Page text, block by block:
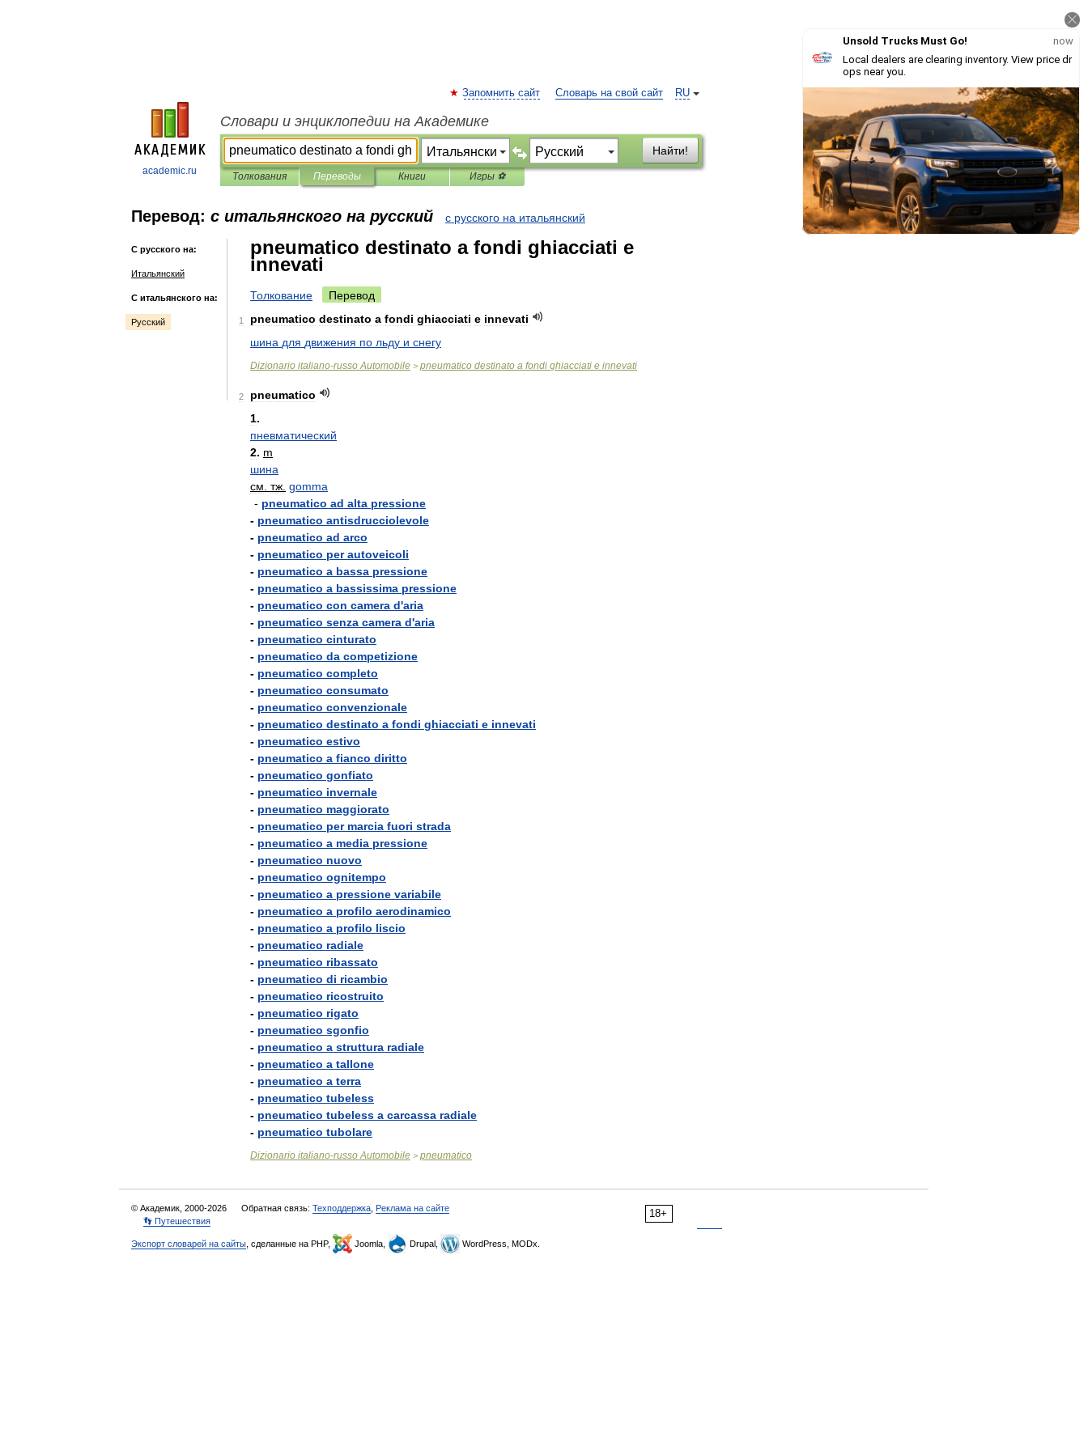
academic.ru
RU
Запомнить сайт Словарь на свой сайт
Словари и энциклопедии на Академике
Найти!
Толкования Переводы Книги Игры ⚽
Перевод: с итальянского на русский с русского на итальянский
С русского на:
Итальянский
С итальянского на:
Русский
pneumatico destinato a fondi ghiacciati e
innevati
Толкование Перевод
1 pneumatico destinato a fondi ghiacciati e innevati
шина для движения по льду и снегу
Dizionario italiano-russo Automobile > pneumatico destinato a fondi ghiacciati e innevati
2
pneumatico
1.
пневматический
2. m
шина
см тж gomma
- pneumatico ad alta pressione
- pneumatico antisdrucciolevole
- pneumatico ad arco
- pneumatico per autoveicoli
- pneumatico a bassa pressione
- pneumatico a bassissima pressione
- pneumatico con camera d'aria
- pneumatico senza camera d'aria
- pneumatico cinturato
- pneumatico da competizione
- pneumatico completo
- pneumatico consumato
- pneumatico convenzionale
- pneumatico destinato a fondi ghiacciati e innevati
- pneumatico estivo
- pneumatico a fianco diritto
- pneumatico gonfiato
- pneumatico invernale
- pneumatico maggiorato
- pneumatico per marcia fuori strada
- pneumatico a media pressione
- pneumatico nuovo
- pneumatico ognitempo
- pneumatico a pressione variabile
- pneumatico a profilo aerodinamico
- pneumatico a profilo liscio
- pneumatico radiale
- pneumatico ribassato
- pneumatico di ricambio
- pneumatico ricostruito
- pneumatico rigato
- pneumatico sgonfio
- pneumatico a struttura radiale
- pneumatico a tallone
- pneumatico a terra
- pneumatico tubeless
- pneumatico tubeless a carcassa radiale
- pneumatico tubolare
Dizionario italiano-russo Automobile > pneumatico
18+
© Академик, 2000-2026 Обратная связь: Техподдержка Реклама на сайте
👣 Путешествия
Экспорт словарей на сайты , сделанные на PHP, Joomla, Drupal, WordPress, MODx.